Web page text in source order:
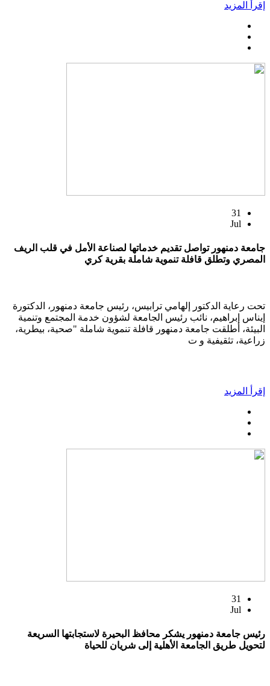
إقرأ المزيد
31
Jul
جامعة دمنهور تواصل تقديم خدماتها لصناعة الأمل في قلب الريف
المصري وتطلق قافلة تنموية شاملة بقرية كري
تحت رعاية الدكتور إلهامي ترابيس، رئيس جامعة دمنهور، الدكتورة
إيناس إبراهيم، نائب رئيس الجامعة لشؤون خدمة المجتمع وتنمية
البيئة، أطلقت جامعة دمنهور قافلة تنموية شاملة "صحية، بيطرية،
زراعية، تثقيفية و ت
إقرأ المزيد
31
Jul
رئيس جامعة دمنهور يشكر محافظ البحيرة لاستجابتها السريعة
لتحويل طريق الجامعة الأهلية إلى شريان للحياة